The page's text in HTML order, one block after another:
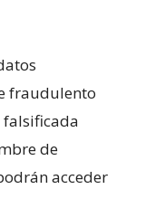
fraudulento
falsificada
de
‌acceder